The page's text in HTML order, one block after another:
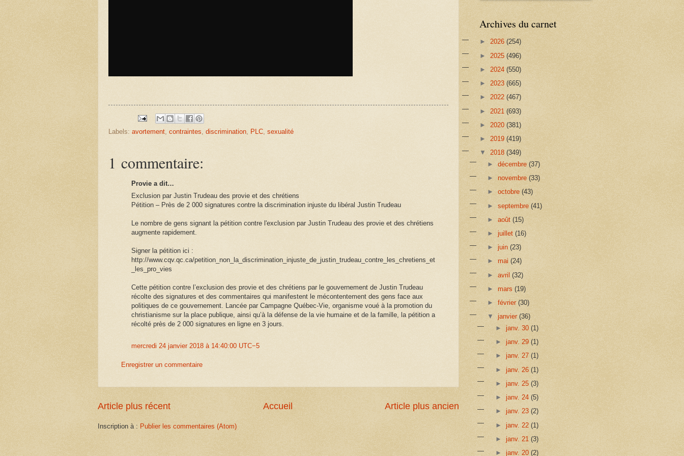
Labels: avortement contraintes discrimination PLC sexualité
1 commentaire:
Provie a dit…
Exclusion par Justin Trudeau des provie et des chrétiens
Pétition – Près de 2 000 signatures contre la discrimination injuste du libéral Justin Trudeau
Le nombre de gens signant la pétition contre l'exclusion par Justin Trudeau des provie et des chrétiens
augmente rapidement.
Signer la pétition ici :
http://www.cqv.qc.ca/petition_non_la_discrimination_injuste_de_justin_trudeau_contre_les_chretiens_et
_les_pro_vies
Cette pétition contre l’exclusion des provie et des chrétiens par le gouvernement de Justin Trudeau
récolte des signatures et des commentaires qui manifestent le mécontentement des gens face aux
politiques de ce gouvernement. Lancée par Campagne Québec-Vie, organisme voué à la promotion du
christianisme sur la place publique, ainsi qu’à la défense de la vie humaine et de la famille, la pétition a
récolté près de 2 000 signatures en ligne en 3 jours.
mercredi 24 janvier 2018 à 14:40:00 UTC−5
Enregistrer un commentaire
Article plus récent Article plus ancien
Accueil
Inscription à : Publier les commentaires (Atom)
Archives du carnet
► 2026 (254)
► 2025 (496)
► 2024 (550)
► 2023 (665)
► 2022 (467)
► 2021 (693)
► 2020 (381)
► 2019 (419)
▼ 2018 (349)
►décembre(37)
► novembre(33)
►octobre(43)
►septembre(41)
►août(15)
►juillet(16)
►juin(23)
►mai(24)
►avril(32)
►mars(19)
►février(30)
▼janvier(36)
► janv. 30 (1)
► janv. 29 (1)
► janv. 27 (1)
► janv. 26 (1)
► janv. 25 (3)
► janv. 24 (5)
► janv. 23 (2)
► janv. 22 (1)
► janv. 21 (3)
► janv. 20 (2)